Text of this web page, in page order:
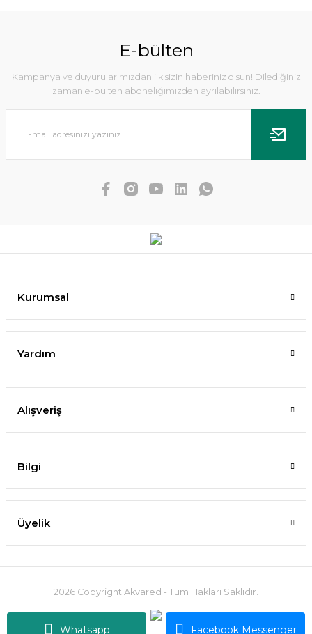
Whatsapp Facebook Messenger
162,70 TL
%10
Rotala yao yai BUKET İTHAL
E-bülten
Kampanya ve duyurularımızdan ilk sizin haberiniz olsun! Dilediğiniz
zaman e-bülten aboneliğimizden ayrılabilirsiniz.
Kurumsal
Yardım
Alışveriş
Bilgi
Üyelik
2026 Copyright Akvared - Tüm Hakları Saklıdır.